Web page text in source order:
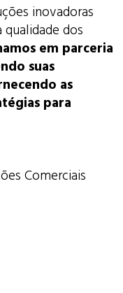
inovadoras
dos
em parceria
suas
as
para
Comerciais